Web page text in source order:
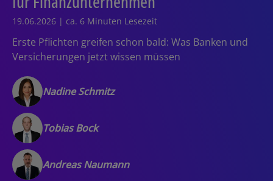
19.06.2026 | ca. 6 Minuten Lesezeit
Erste Pflichten greifen schon bald: Was Banken und
Versicherungen jetzt wissen müssen
Nadine Schmitz
Tobias Bock
Andreas Naumann